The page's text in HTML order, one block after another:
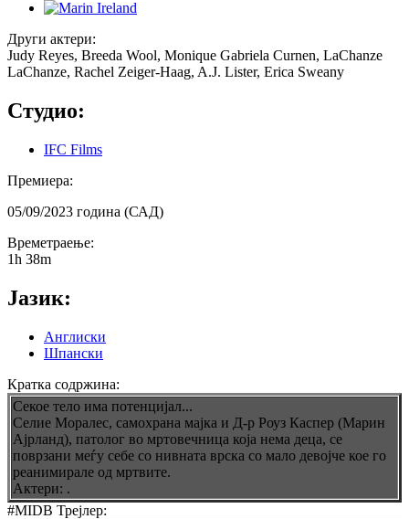
Други актери:
Judy Reyes, Breeda Wool, Monique Gabriela Curnen, LaChanze
LaChanze, Rachel Zeiger-Haag, A.J. Lister, Erica Sweany
Студио:
IFC Films
Премиера:
05/09/2023 година (САД)
Времетраење:
1h 38m
Јазик:
Англиски
Шпански
Кратка содржина:
Секое тело има потенцијал...
Селие Моралес, самохрана мајка и Д-р Роуз Каспер (Марин
Ајрланд), патолог во мртовечница која нема деца, се
поврзани меѓу себе со нивната врска со мало девојче кое го
реанимирале од мртвите.
Актери: .
#MIDB Трејлер: